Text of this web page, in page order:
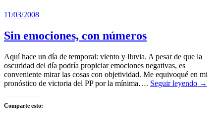
11/03/2008
Sin emociones, con números
Aquí hace un día de temporal: viento y lluvia. A pesar de que la
oscuridad del día podría propiciar emociones negativas, es
conveniente mirar las cosas con objetividad. Me equivoqué en mi
pronóstico de victoria del PP por la mínima…. Seguir leyendo →
Comparte esto: